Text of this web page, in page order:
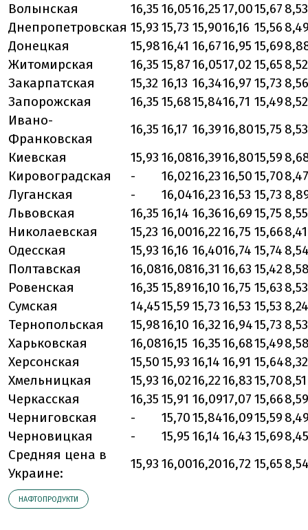
Волынская
16,35 16,0516,2517,0015,67 8,53
Днепропетровская 15,93 15,73 15,9016,16 15,56
Донецкая
15,9816,41 16,6716,95 15,69
Житомирская
16,35 15,8716,0517,02 15,65 8,52
Закарпатская
15,32 16,13 16,3416,97 15,73 8,56
Запорожская
16,35 15,6815,8416,71 15,498,52
Ивано-
Франковская
16,35 16,17 16,3916,8015,75 8,53
Киевская
15,93 16,0816,3916,8015,59
Кировоградская
- 16,0216,2316,5015,708,47
Луганская
- 16,0416,2316,53 15,73
Львовская
16,35 16,14 16,3616,6915,75 8,55
Николаевская
15,23 16,0016,2216,75 15,668,41
Одесская
15,93 16,16 16,4016,74 15,74
Полтавская
16,0816,0816,31 16,63 15,42
Ровенская
16,35 15,8916,10 16,75 15,63 8,53
Сумская
14,4515,59 15,73 16,53 15,53 8,24
Тернопольская
15,9816,10 16,3216,9415,73 8,53
Харьковская
16,0816,15 16,3516,6815,49
Херсонская
15,5015,93 16,14 16,91 15,648,32
Хмельницкая
15,93 16,0216,2216,8315,708,51
Черкасская
16,35 15,91 16,0917,07 15,668,59
Черниговская
- 15,7015,8416,0915,59
Черновицкая
- 15,95 16,14 16,43 15,698,45
Средняя цена в
Украине:
15,93 16,0016,2016,72 15,65
НАФТОПРОДУКТИ